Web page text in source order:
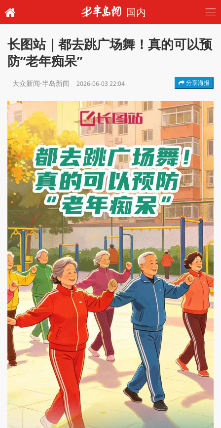
国内
长图站｜都去跳广场舞！真的可以预
防“老年痴呆”
大众新闻·半岛新闻 2026-06-03 22:04 分享海报